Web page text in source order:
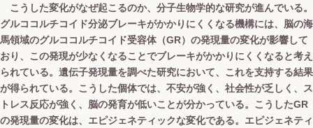
こうした変化がなぜ起こるのか、分子生物学的な研究が進んでいる。
グルココルチコイド分泌ブレーキがかかりにくくなる機構には、脳の海
馬領域のグルココルチコイド受容体（GR）の発現量の変化が影響して
おり、この発現が少なくなることでブレーキがかかりにくくなると考え
られている。遺伝子発現量を調べた研究において、これを支持する結果
が得られている。こうした個体では、不安が強く、社会性が乏しく、ス
トレス反応が強く、脳の発育が低いことが分かっている。こうしたGR
の発現量の変化は、エピジェネティックな変化である。エピジェネティ